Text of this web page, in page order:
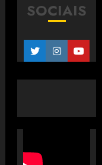
SOCIAIS